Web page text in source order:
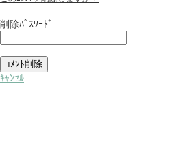
削除ﾊﾟｽﾜｰﾄﾞ
ｷｬﾝｾﾙ